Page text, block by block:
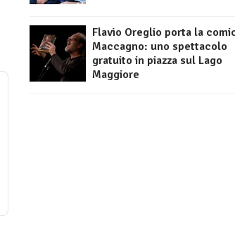
Flavio Oreglio porta la
Maccagno: uno spettacolo
gratuito in piazza sul Lago
Maggiore